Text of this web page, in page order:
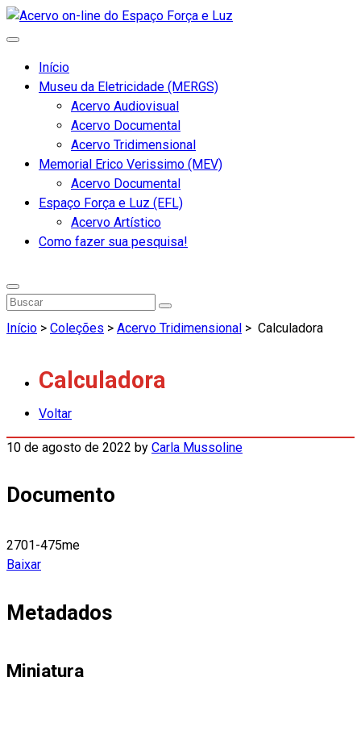
Início
Museu da Eletricidade (MERGS)
Acervo Audiovisual
Acervo Documental
Acervo Tridimensional
Memorial Erico Verissimo (MEV)
Acervo Documental
Espaço Força e Luz (EFL)
Acervo Artístico
Como fazer sua pesquisa!
Início > Coleções > Acervo Tridimensional > Calculadora
Calculadora
Voltar
10 de agosto de 2022 by Carla Mussoline
Documento
2701-475me
Baixar
Metadados
Miniatura